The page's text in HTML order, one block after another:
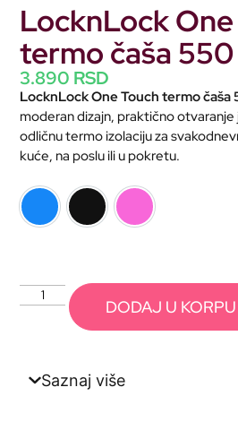
LocknLock
termo čaša
3.890 RSD
LocknLock One Touch termo čaša
moderan dizajn, praktično
odličnu termo izolaciju za
kuće, na poslu ili u pokretu.
plava crna pink
DODAJ U KORPU
Saznaj više